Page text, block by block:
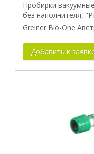
Пробирки
без наполнителя,
Greiner Bio-One
Добавить к заявке